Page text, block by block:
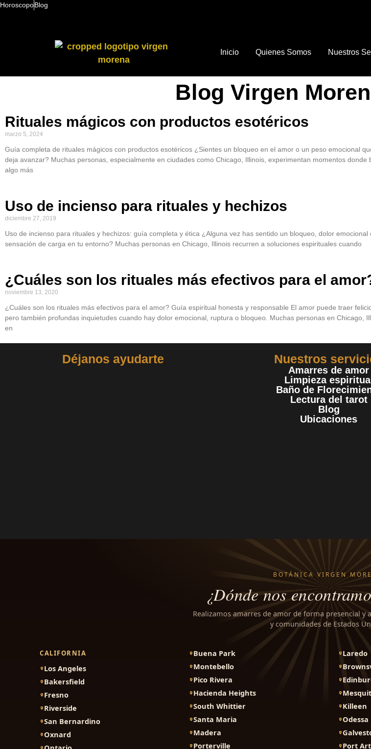
HoroscopoBlog
Inicio Quienes Somos Nuestros
Blog Virgen
Rituales mágicos con productos esotéricos
marzo 5, 2024
Guía completa de rituales mágicos con productos esotéricos ¿Sientes un bloqueo en el amor o un peso emocional
deja avanzar? Muchas personas, especialmente en ciudades como Chicago, Illinois, experimentan momentos donde
algo más
Uso de incienso para rituales y hechizos
diciembre 27, 2019
Uso de incienso para rituales y hechizos: guía completa y ética ¿Alguna vez has sentido un bloqueo, dolor emocional
sensación de carga en tu entorno? Muchas personas en Chicago, Illinois recurren a soluciones espirituales cuando
¿Cuáles son los rituales más efectivos para el
noviembre 13, 2020
¿Cuáles son los rituales más efectivos para el amor? Guía espiritual honesta y responsable El amor puede traer
pero también profundas inquietudes cuando hay dolor emocional, ruptura o bloqueo. Muchas personas en Chicago,
en
Déjanos ayudarte Nuestros
Amarres de amor
Limpieza espiritual
Baño de
Lectura del tarot
Blog
Ubicaciones
BOTÁNICA VIRGEN
¿Dónde nos
Realizamos amarres de amor de forma presencial y
y comunidades de Estados
CALIFORNIA
Los Angeles
Bakersfield
Fresno
Riverside
San Bernardino
Oxnard
Buena Park
Montebello
Pico Rivera
Hacienda Heights
South Whittier
Santa Maria
Madera
Porterville
Laredo
Killeen
Odessa
Port